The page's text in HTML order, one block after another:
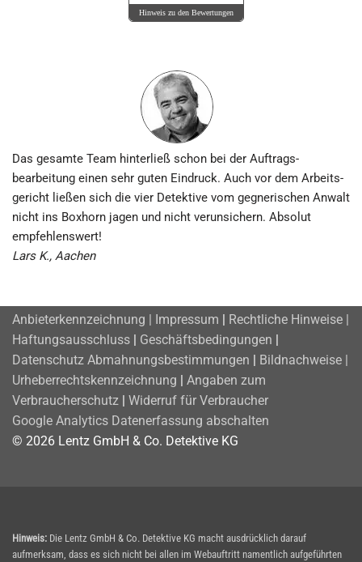
Hinweis zu den Bewertungen
Das gesamte Team hinterließ schon bei der Auftrags­
bearbeitung einen sehr guten Eindruck. Auch vor dem Arbeits­
gericht ließen sich die vier Detektive vom gegnerischen Anwalt
nicht ins Boxhorn jagen und nicht verunsichern. Absolut
empfehlenswert!
Lars K., Aachen
Anbieterkennzeichnung | Impressum | Rechtliche Hinweise |
Haftungsausschluss | Geschäftsbedingungen |
Datenschutz Abmahnungsbestimmungen | Bildnachweise |
Urheberrechtskennzeichnung | Angaben zum
Verbraucherschutz | Widerruf für Verbraucher
Google Analytics Datenerfassung abschalten
© 2026 Lentz GmbH & Co. Detektive KG
Hinweis: Die Lentz GmbH & Co. Detektive KG macht ausdrücklich darauf
aufmerksam, dass es sich nicht bei allen im Webauftritt namentlich aufgeführten